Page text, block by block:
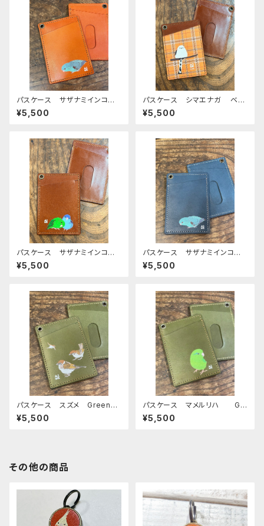
パスケース サザナミインコ
ブルー REDBROWN レッド
ブラウン さざなみいんこ 栃
¥5,500
パスケース シマエナガ ベー
ジュタータンチェック ブラウ
ン 栃木レザー しまえなが
¥5,500
パスケース サザナミインコ 2
羽 ノーマル コバルト ブラウ
ン Brown さざなみいんこ
¥5,500
パスケース サザナミインコ
ブルー さざなみいんこ ネイ
ビー 栃木レザー
¥5,500
パスケース スズメ Green
グリーン 雀 すずめ 栃木レ
ザー
¥5,500
パスケース マメルリハ Gr
een グリーン まめるりは
栃木レザー
¥5,500
その他の商品